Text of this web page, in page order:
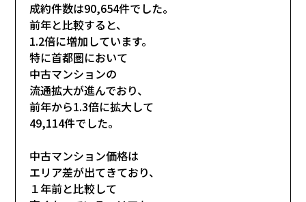
成約件数は90,654件でした。
前年と比較すると、
1.2倍に増加しています。
特に首都圏において
中古マンションの
流通拡大が進んでおり、
前年から1.3倍に拡大して
49,114件でした。
中古マンション価格は
エリア差が出てきており、
１年前と比較して